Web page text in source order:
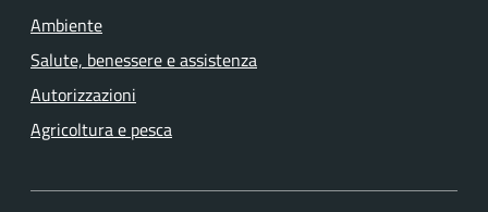
Ambiente
Salute, benessere e assistenza
Autorizzazioni
Agricoltura e pesca